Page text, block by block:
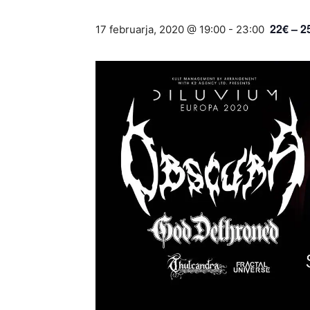
17 februarja, 2020 @ 19:00 - 23:00 22€ –